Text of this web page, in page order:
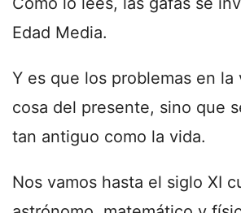
Edad Media.
Y es que los problemas en la
cosa del presente, sino que
tan antiguo como la vida.
Nos vamos hasta el siglo XI